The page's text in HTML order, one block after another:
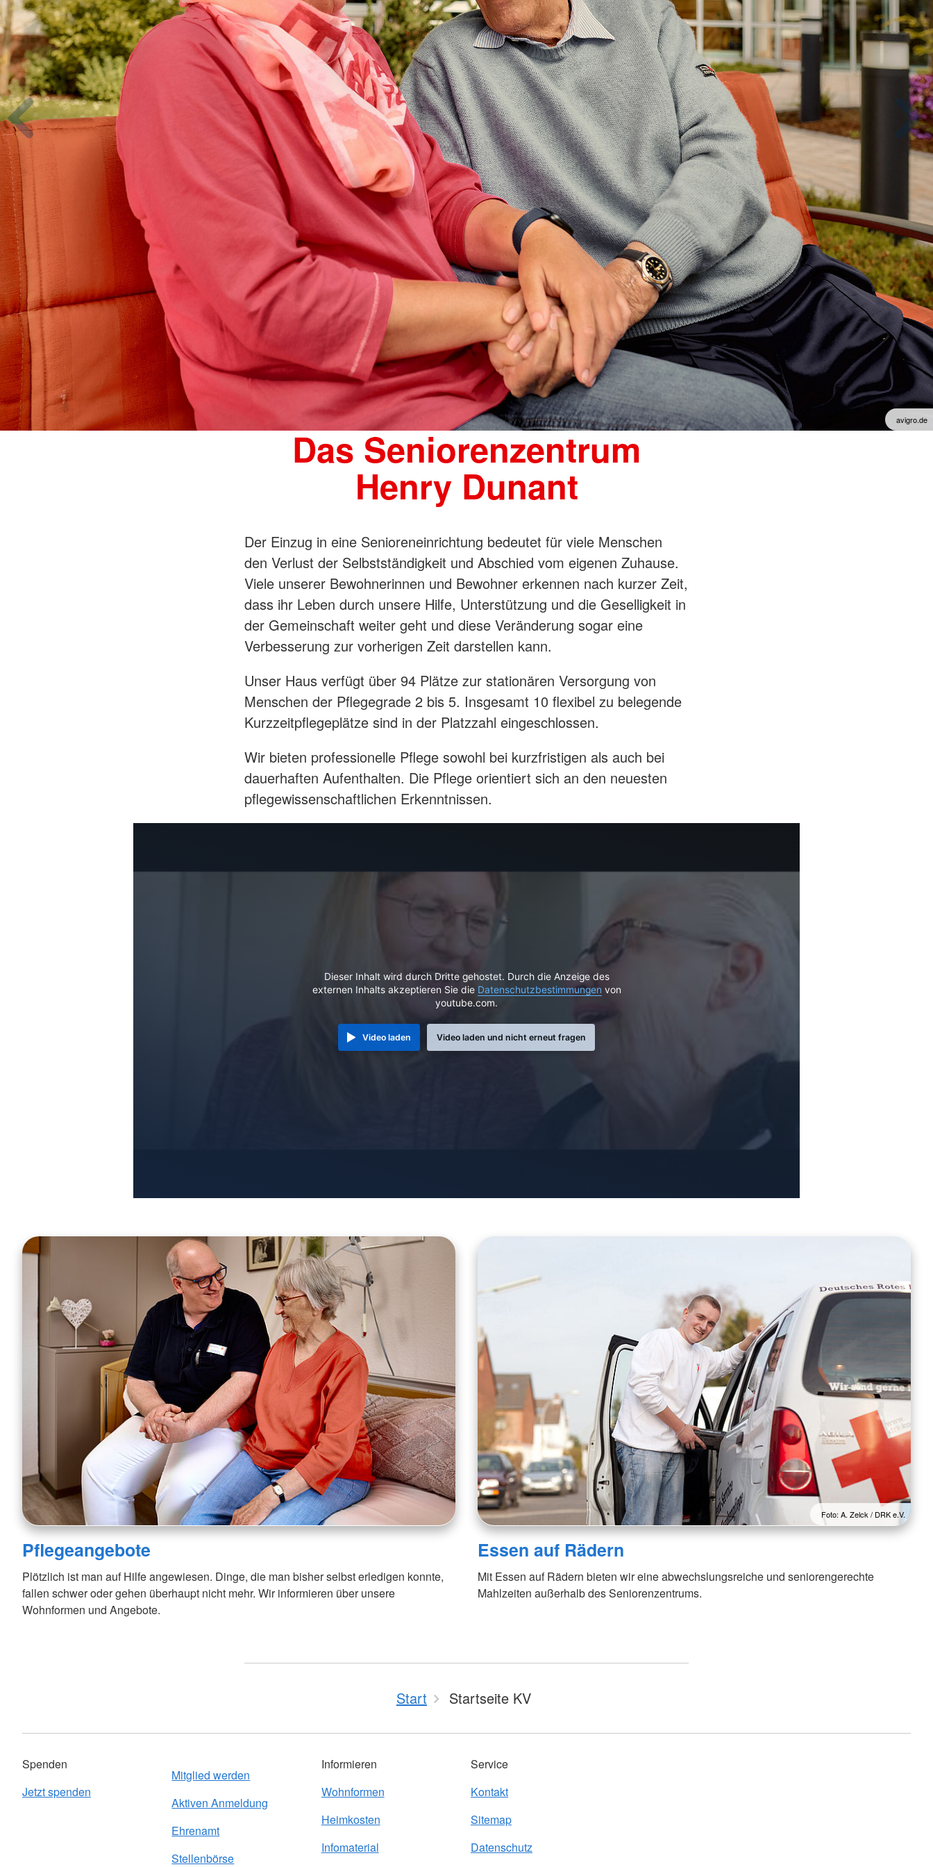
Das Seniorenzentrum
Henry Dunant
Der Einzug in eine Senioreneinrichtung bedeutet für viele Menschen
den Verlust der Selbstständigkeit und Abschied vom eigenen Zuhause.
Viele unserer Bewohnerinnen und Bewohner erkennen nach kurzer Zeit,
dass ihr Leben durch unsere Hilfe, Unterstützung und die Geselligkeit in
der Gemeinschaft weiter geht und diese Veränderung sogar eine
Verbesserung zur vorherigen Zeit darstellen kann.
Unser Haus verfügt über 94 Plätze zur stationären Versorgung von
Menschen der Pflegegrade 2 bis 5. Insgesamt 10 flexibel zu belegende
Kurzzeitpflegeplätze sind in der Platzzahl eingeschlossen.
Wir bieten professionelle Pflege sowohl bei kurzfristigen als auch bei
dauerhaften Aufenthalten. Die Pflege orientiert sich an den neuesten
pflegewissenschaftlichen Erkenntnissen.
Dieser Inhalt wird durch Dritte gehostet. Durch die Anzeige des
externen Inhalts akzeptieren Sie die Datenschutzbestimmungen von
youtube.com.
Video laden Video laden und nicht erneut fragen
Pflegeangebote
Plötzlich ist man auf Hilfe angewiesen. Dinge, die man bisher selbst erledigen konnte,
fallen schwer oder gehen überhaupt nicht mehr. Wir informieren über unsere
Wohnformen und Angebote.
Foto: A. Zelck / DRK e.V.
Essen auf Rädern
Mit Essen auf Rädern bieten wir eine abwechslungsreiche und seniorengerechte
Mahlzeiten außerhalb des Seniorenzentrums.
Start Startseite KV
Spenden
Jetzt spenden
Mitglied werden
Aktiven Anmeldung
Ehrenamt
Stellenbörse
Informieren
Wohnformen
Heimkosten
Infomaterial
Service
Kontakt
Sitemap
Datenschutz